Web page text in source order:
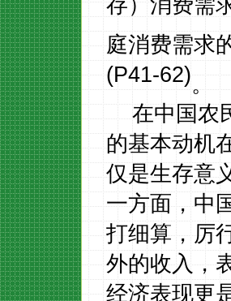
庭消费需求
(P41-62)。
在中国农
的基本动机
仅是生存意
一方面，中
打细算，厉
外的收入，
经济表现更